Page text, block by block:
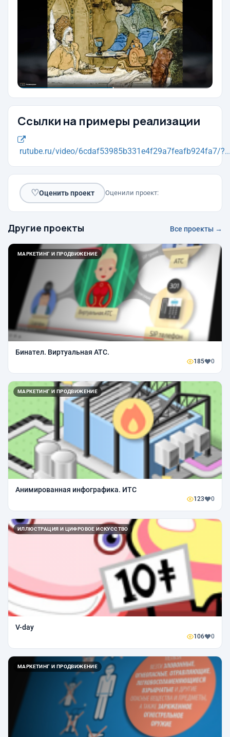
Ссылки на примеры реализации
rutube.ru/video/6cdaf53985b331e4f29a7feafb924fa7/
♡Оценить проект Оценили проект:
Другие проекты Все проекты →
МАРКЕТИНГ И ПРОДВИЖЕНИЕ
Бинател. Виртуальная АТС.
185 0
МАРКЕТИНГ И ПРОДВИЖЕНИЕ
Анимированная инфографика. ИТС
123 0
ИЛЛЮСТРАЦИЯ И ЦИФРОВОЕ ИСКУССТВО
V-day
106 0
МАРКЕТИНГ И ПРОДВИЖЕНИЕ